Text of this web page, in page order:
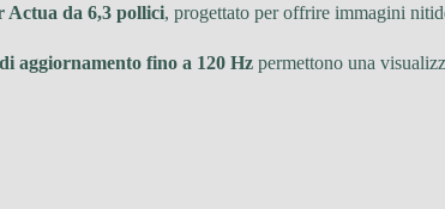
Actua da 6,3 pollici, progettato per offrire immagini
aggiornamento fino a 120 Hz permettono una